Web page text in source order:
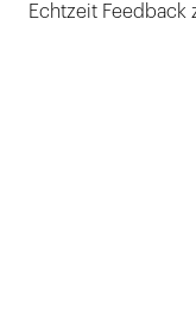
Echtzeit Feedback